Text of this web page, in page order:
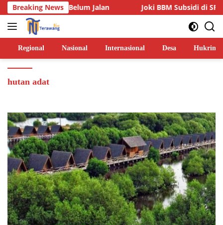
Langsung
ke
konten
Breaking News
Lainnya Belum Jalan Joki BBM Subsidi di SPBU
Regional Nasional Internasional Desa Hukrim
hutan adat